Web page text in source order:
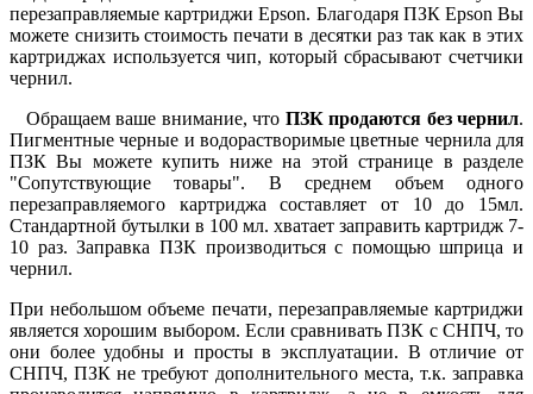
перезаправляемые картриджи Epson. Благодаря ПЗК Epson Вы
можете снизить стоимость печати в десятки раз так как в этих
картриджах используется чип, который сбрасывают счетчики
чернил.
Обращаем ваше внимание, что ПЗК продаются без чернил.
Пигментные черные и водорастворимые цветные чернила для
ПЗК Вы можете купить ниже на этой странице в разделе
"Сопутствующие товары". В среднем объем одного
перезаправляемого картриджа составляет от 10 до 15мл.
Стандартной бутылки в 100 мл. хватает заправить картридж 7-
10 раз. Заправка ПЗК производиться с помощью шприца и
чернил.
При небольшом объеме печати, перезаправляемые картриджи
является хорошим выбором. Если сравнивать ПЗК с СНПЧ, то
они более удобны и просты в эксплуатации. В отличие от
СНПЧ, ПЗК не требуют дополнительного места, т.к. заправка